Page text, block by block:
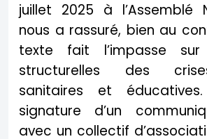
juillet 2025 à l’Assemblé
nous a rassuré, bien au
texte fait l’impasse
structurelles des
sanitaires et
signature d’un
avec un collectif